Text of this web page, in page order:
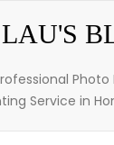
Photo
Service in